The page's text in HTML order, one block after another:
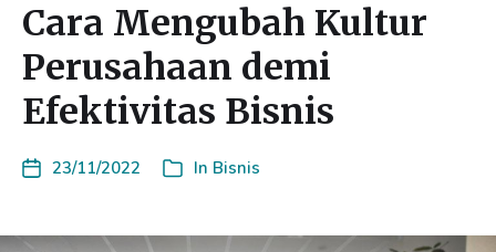
Cara Mengubah Kultur
Perusahaan demi
Efektivitas Bisnis
23/11/2022 In Bisnis